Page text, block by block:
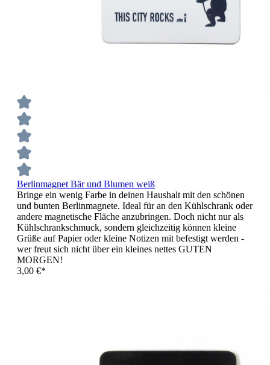
Berlinmagnet Bär und Blumen weiß
Bringe ein wenig Farbe in deinen Haushalt mit den schönen
und bunten Berlinmagnete. Ideal für an den Kühlschrank oder
andere magnetische Fläche anzubringen. Doch nicht nur als
Kühlschrankschmuck, sondern gleichzeitig können kleine
Grüße auf Papier oder kleine Notizen mit befestigt werden -
wer freut sich nicht über ein kleines nettes GUTEN
MORGEN!
3,00 €*